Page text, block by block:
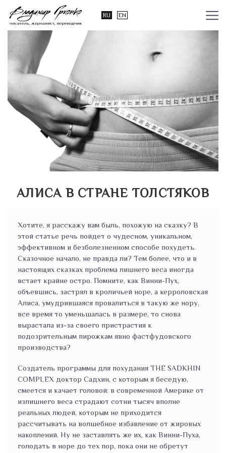
RU EN
АЛИСА В СТРАНЕ ТОЛСТЯКОВ
Хотите, я расскажу вам быль, похожую на сказку? В
этой статье речь пойдет о чудесном, уникальном,
эффективном и безболезненном способе похудеть.
Сказочное начало, не правда ли? Тем более, что и в
настоящих сказках проблема лишнего веса иногда
встает крайне остро. Помните, как Винни-Пух,
объевшись, застрял в кроличьей норе, а керроловская
Алиса, умудрившаяся провалиться в такую же нору,
все время то уменьшалась в размере, то снова
вырастала из-за своего пристрастия к
подозрительным пирожкам явно фастфудовского
производства?
Создатель программы для похудания THE SADKHIN
COMPLEX доктор Садхин, с которым я беседую,
смеется и качает головой: в современной Америке от
излишнего веса страдают сотни тысяч вполне
реальных людей, которым не приходится
рассчитывать на волшебное избавление от жировых
накоплений. Ну не заставлять же их, как Винни-Пуха,
голодать в норе до тех пор, пока они не обретут